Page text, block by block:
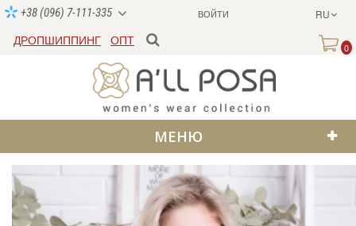
ВОЙТИ RU
+38 (096) 7-111-335
ДРОПШИППИНГ ОПТ
0
МЕНЮ